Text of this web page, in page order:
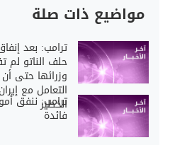
مواضيع ذات صلة
ترامب: بعد
حلف الناتو لم
وزرائها حتى
التعامل مع
الخطير
ترامب: ننفق
فائدة